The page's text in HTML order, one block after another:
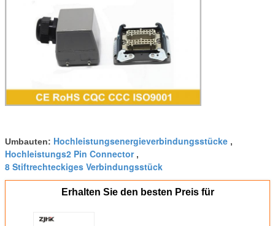
Umbauten: Hochleistungsenergieverbindungsstücke ,
Hochleistungs2 Pin Connector,
8 Stiftrechteckiges Verbindungsstück
Erhalten Sie den besten Preis für